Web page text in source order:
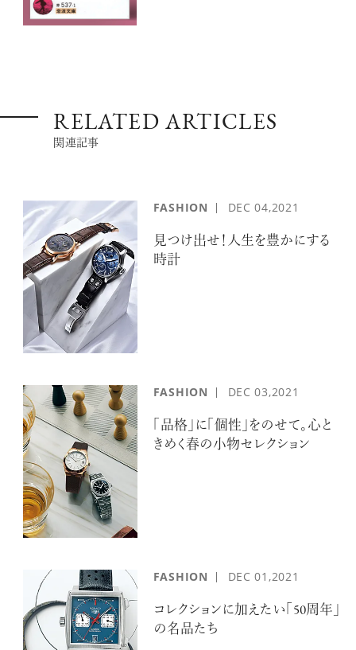
RELATED ARTICLES
関連記事
FASHION DEC 04,2021
見つけ出せ！人生を豊かにする
時計
FASHION DEC 03,2021
「品格」に「個性」をのせて。心と
きめく春の小物セレクション
FASHION DEC 01,2021
コレクションに加えたい「50周年」
の名品たち